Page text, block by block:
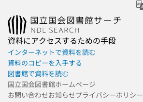
資料にアクセスするための手段
インターネットで資料を読む
資料のコピーを入手する
図書館で資料を読む
国立国会図書館ホームページ
お問い合わせお知らせプライバシーポリシー